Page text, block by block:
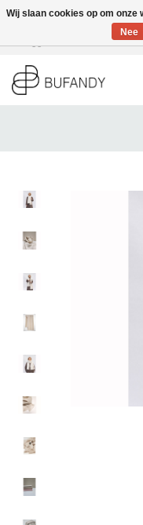
DE / EN
Wij slaan cookies op om
Nee